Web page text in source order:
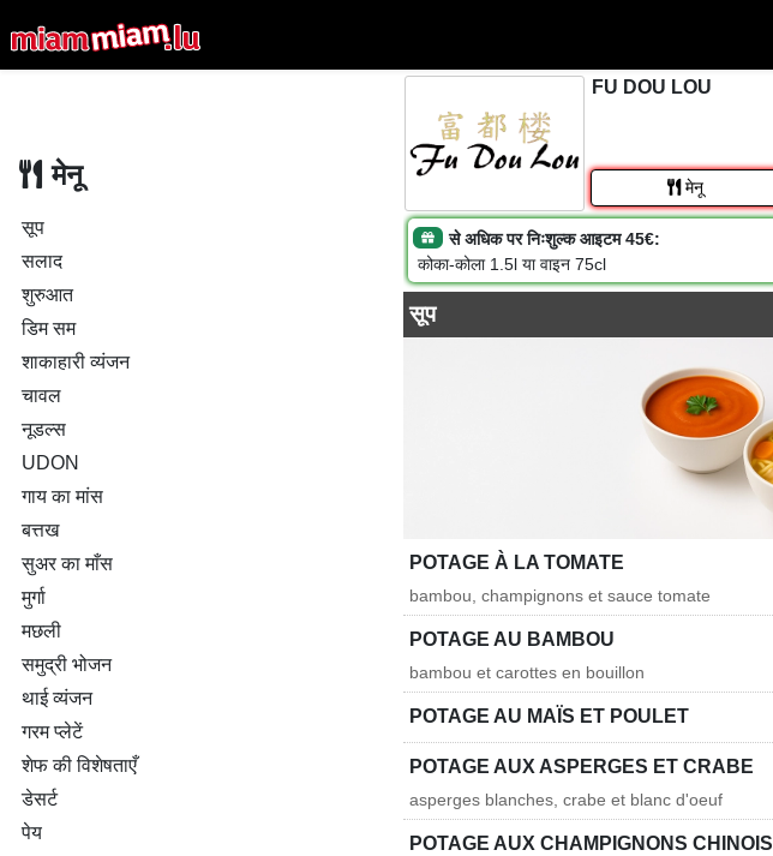
मेनू
सूप
सलाद
शुरुआत
डिम सम
शाकाहारी व्यंजन
चावल
नूडल्स
UDON
गाय का मांस
बत्तख
सुअर का माँस
मुर्गा
मछली
समुद्री भोजन
थाई व्यंजन
गरम प्लेटें
शेफ की विशेषताएँ
डेसर्ट
पेय
FU DOU LOU
मेनू
से अधिक पर निःशुल्क आइटम 45€:
कोका-कोला 1.5l या वाइन 75cl
सूप
POTAGE À LA TOMATE
bambou, champignons et sauce tomate
POTAGE AU BAMBOU
bambou et carottes en bouillon
POTAGE AU MAÏS ET POULET
POTAGE AUX ASPERGES ET CRABE
asperges blanches, crabe et blanc d'oeuf
POTAGE AUX CHAMPIGNONS CHINOIS